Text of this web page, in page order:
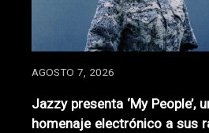
AGOSTO 7, 2026
Jazzy presenta ‘My People’,
homenaje electrónico a sus